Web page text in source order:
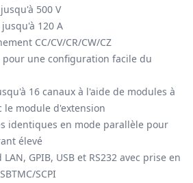
500 V
120 A
CC/CV/CR/CW/CZ
pour une configuration facile du
16 canaux à l'aide de modules à
le module d'extension
identiques en mode parallèle pour
élevé
GPIB, USB et RS232 avec prise en
SCPI